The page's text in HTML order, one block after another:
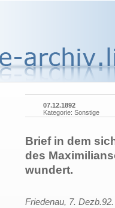
07.12.1892
Kategorie: Sonstige
Brief in dem
des
wundert.
Friedenau, 7. Dezb.92.